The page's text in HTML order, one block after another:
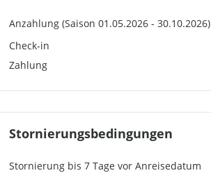
Anzahlung (Saison 01.05.2026 - 30.10.2026)
Check-in
Zahlung
Stornierungsbedingungen
Stornierung bis 7 Tage vor Anreisedatum